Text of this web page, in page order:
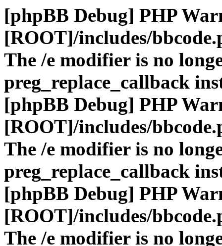
[phpBB Debug] PHP
[ROOT]/includes/
The /e modifier is no
preg_replace_callback
[phpBB Debug] PHP
[ROOT]/includes/
The /e modifier is no
preg_replace_callback
[phpBB Debug] PHP
[ROOT]/includes/
The /e modifier is no